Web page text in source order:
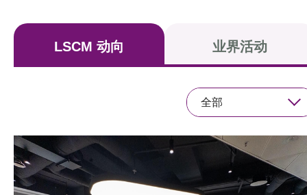
资讯中心
科技分享
LSCM 动向 业界活动
全部